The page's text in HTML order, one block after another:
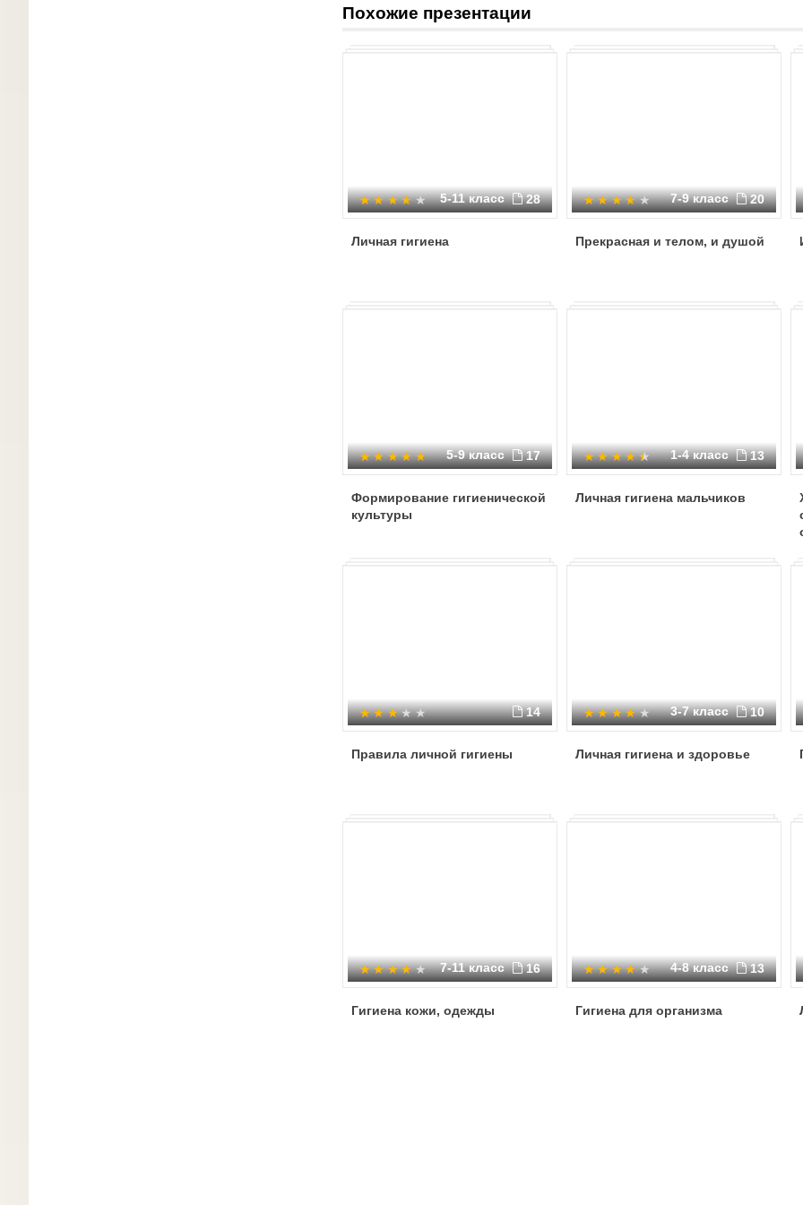
Похожие презентации
5-11 класс 28
Личная гигиена
7-9 класс 20
Прекрасная и телом, и душой
5-9 класс 17
Формирование гигиенической
культуры
1-4 класс 13
Личная гигиена мальчиков
14
Правила личной гигиены
3-7 класс 10
Личная гигиена и здоровье
7-11 класс 16
Гигиена кожи, одежды
4-8 класс 13
Гигиена для организма